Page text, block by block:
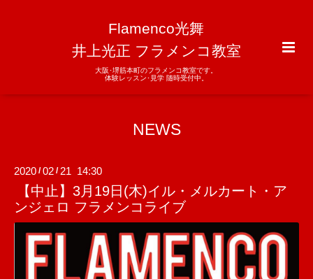
Flamenco光舞
井上光正 フラメンコ教室
大阪･堺筋本町のフラメンコ教室です。
体験レッスン･見学 随時受付中。
NEWS
2020 /02 / 21 14:30
【中止】3月19日(木)イル・メルカート・ア
ンジェロ フラメンコライブ